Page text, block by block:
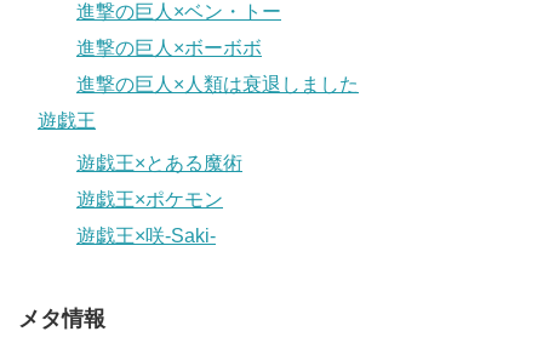
進撃の巨人×ベン・トー
進撃の巨人×ボーボボ
進撃の巨人×人類は衰退しました
遊戯王
遊戯王×とある魔術
遊戯王×ポケモン
遊戯王×咲-Saki-
メタ情報